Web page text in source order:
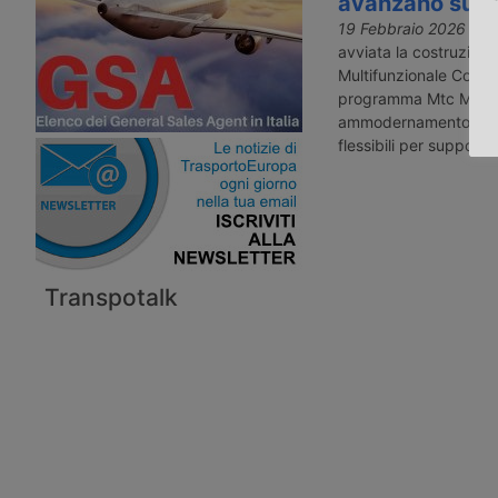
Transpotalk
19 Febbraio 2026 -
avviata la
Multifunzionale
programma Mtc Mtf
ammodernamento
flessibili per supporto